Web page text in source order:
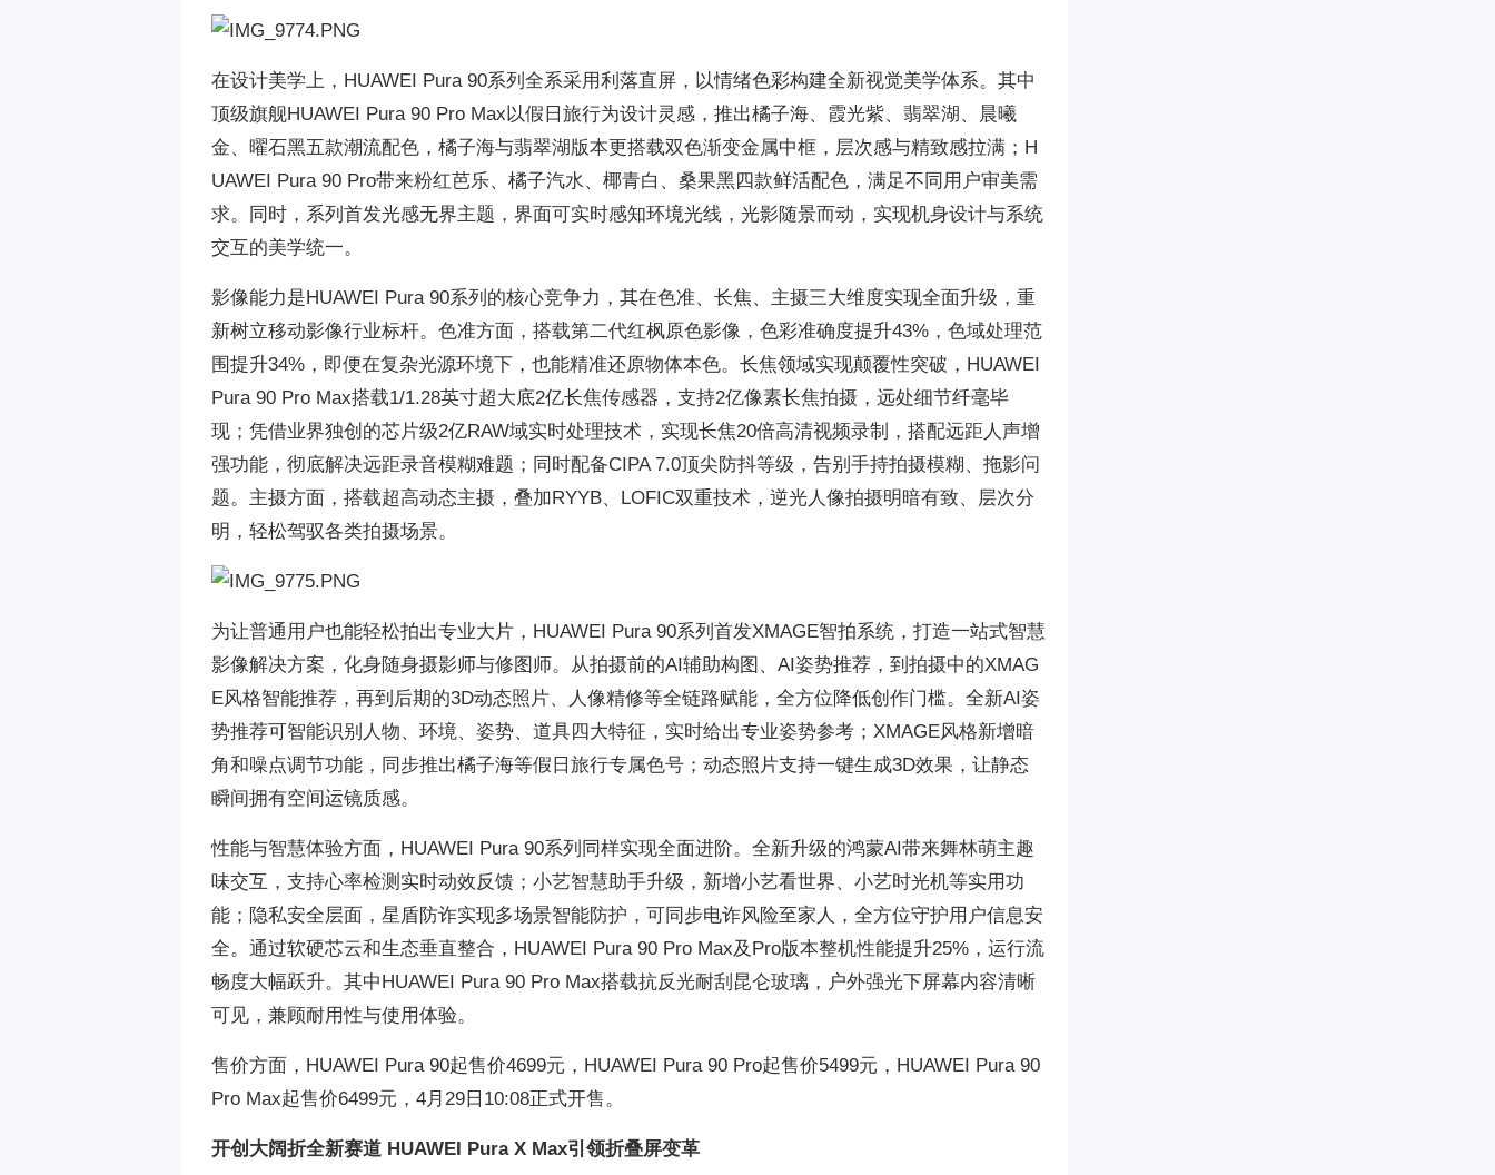
在设计美学上，HUAWEI Pura 90系列全系采用利落直屏，以情绪色彩构建全新视觉美学体系。其中
顶级旗舰HUAWEI Pura 90 Pro Max以假日旅行为设计灵感，推出橘子海、霞光紫、翡翠湖、晨曦
金、曜石黑五款潮流配色，橘子海与翡翠湖版本更搭载双色渐变金属中框，层次感与精致感拉满；H
UAWEI Pura 90 Pro带来粉红芭乐、橘子汽水、椰青白、桑果黑四款鲜活配色，满足不同用户审美需
求。同时，系列首发光感无界主题，界面可实时感知环境光线，光影随景而动，实现机身设计与系统
交互的美学统一。
影像能力是HUAWEI Pura 90系列的核心竞争力，其在色准、长焦、主摄三大维度实现全面升级，重
新树立移动影像行业标杆。色准方面，搭载第二代红枫原色影像，色彩准确度提升43%，色域处理范
围提升34%，即便在复杂光源环境下，也能精准还原物体本色。长焦领域实现颠覆性突破，HUAWEI
Pura 90 Pro Max搭载1/1.28英寸超大底2亿长焦传感器，支持2亿像素长焦拍摄，远处细节纤毫毕
现；凭借业界独创的芯片级2亿RAW域实时处理技术，实现长焦20倍高清视频录制，搭配远距人声增
强功能，彻底解决远距录音模糊难题；同时配备CIPA 7.0顶尖防抖等级，告别手持拍摄模糊、拖影问
题。主摄方面，搭载超高动态主摄，叠加RYYB、LOFIC双重技术，逆光人像拍摄明暗有致、层次分
明，轻松驾驭各类拍摄场景。
为让普通用户也能轻松拍出专业大片，HUAWEI Pura 90系列首发XMAGE智拍系统，打造一站式智慧
影像解决方案，化身随身摄影师与修图师。从拍摄前的AI辅助构图、AI姿势推荐，到拍摄中的XMAG
E风格智能推荐，再到后期的3D动态照片、人像精修等全链路赋能，全方位降低创作门槛。全新AI姿
势推荐可智能识别人物、环境、姿势、道具四大特征，实时给出专业姿势参考；XMAGE风格新增暗
角和噪点调节功能，同步推出橘子海等假日旅行专属色号；动态照片支持一键生成3D效果，让静态
瞬间拥有空间运镜质感。
性能与智慧体验方面，HUAWEI Pura 90系列同样实现全面进阶。全新升级的鸿蒙AI带来舞林萌主趣
味交互，支持心率检测实时动效反馈；小艺智慧助手升级，新增小艺看世界、小艺时光机等实用功
能；隐私安全层面，星盾防诈实现多场景智能防护，可同步电诈风险至家人，全方位守护用户信息安
全。通过软硬芯云和生态垂直整合，HUAWEI Pura 90 Pro Max及Pro版本整机性能提升25%，运行流
畅度大幅跃升。其中HUAWEI Pura 90 Pro Max搭载抗反光耐刮昆仑玻璃，户外强光下屏幕内容清晰
可见，兼顾耐用性与使用体验。
售价方面，HUAWEI Pura 90起售价4699元，HUAWEI Pura 90 Pro起售价5499元，HUAWEI Pura 90
Pro Max起售价6499元，4月29日10:08正式开售。
开创大阔折全新赛道 HUAWEI Pura X Max引领折叠屏变革